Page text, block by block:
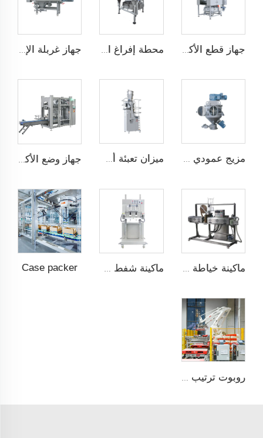
جهاز قطع الأكياس تلقائيًا محطة إفراغ الأكياس جهاز غربلة الإعصار
جهاز وضع الأكياس تلقائيًا JCN-G1-1A
Case packer
روبوت ترتيب على托盘